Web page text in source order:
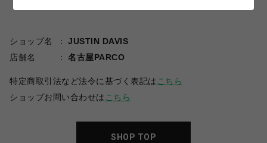
ショップ名
JUSTIN DAVIS
店舗名
名古屋PARCO
特定商取引法など法令に基づく表記は こちら
ショップお問い合わせは こちら
SHOP TOP